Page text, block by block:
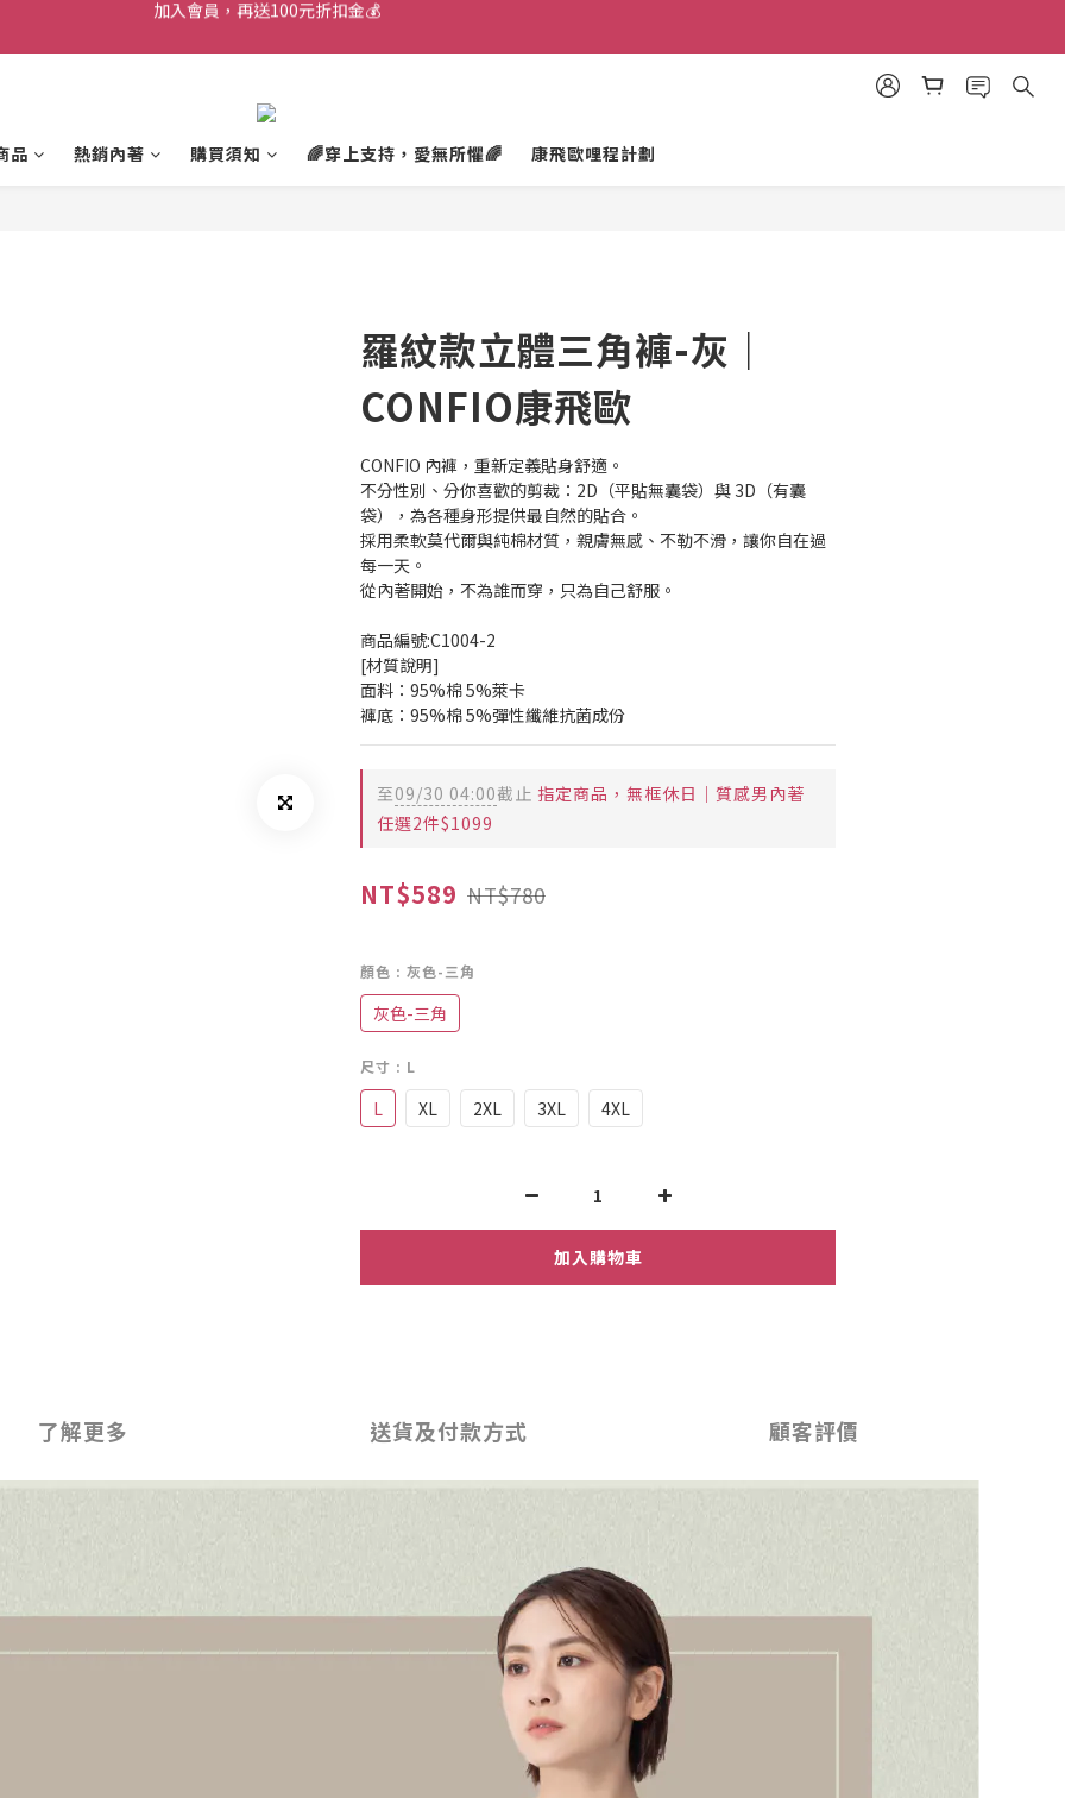
加入會員，再送100元折扣金💰
消費滿2000$，即可享免運🚚
品 熱銷內著 購買須知 🌈穿上支持，愛無所懼🌈 康飛歐哩程計劃
羅紋款立體三角褲-灰｜
CONFIO康飛歐
CONFIO 內褲，重新定義貼身舒適。
不分性別、分你喜歡的剪裁：2D（平貼無囊袋）與 3D（有囊
袋），為各種身形提供最自然的貼合。
採用柔軟莫代爾與純棉材質，親膚無感、不勒不滑，讓你自在過
每一天。
從內著開始，不為誰而穿，只為自己舒服。
商品編號:C1004-2
[材質說明]
面料：95%棉 5%萊卡
褲底：95%棉 5%彈性纖維抗菌成份
至09/30 04:00截止 指定商品，無框休日｜質感男內著
任選2件$1099
NT$589 NT$780
顏色 : 灰色-三角
灰色-三角
尺寸 : L
L XL 2XL 3XL 4XL
加入購物車
了解更多 送貨及付款方式 顧客評價